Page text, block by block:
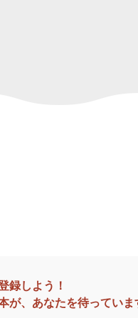
録しよう！
が、あなたを待っていま